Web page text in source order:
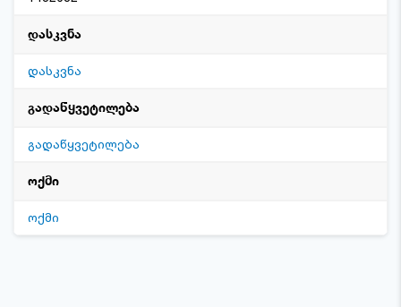
დასკვნა
დასკვნა
გადაწყვეტილება
გადაწყვეტილება
ოქმი
ოქმი